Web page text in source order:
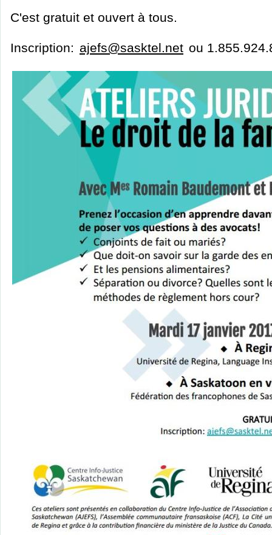
C'est gratuit et ouvert à tous.
Inscription: ajefs@sasktel.net ou